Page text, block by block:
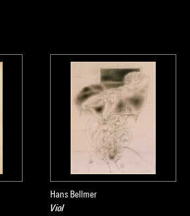
Hans Bellmer
Viol